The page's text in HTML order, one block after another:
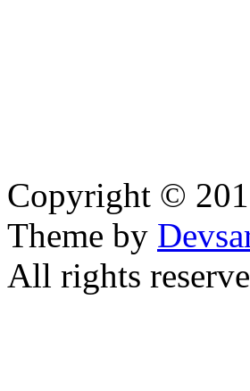
Copyright ©
Theme by
All rights